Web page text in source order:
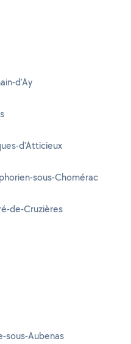
d'Ay
d'Atticieux
sous-Chomérac
de-Cruzières
sous-Aubenas